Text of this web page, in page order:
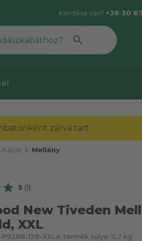
Kérdése van? +36 30
zárva tart.
chevron_right Mellény
5 (1)
New Tiveden
XXL
128-XXL A termék súlya: 0,7 kg